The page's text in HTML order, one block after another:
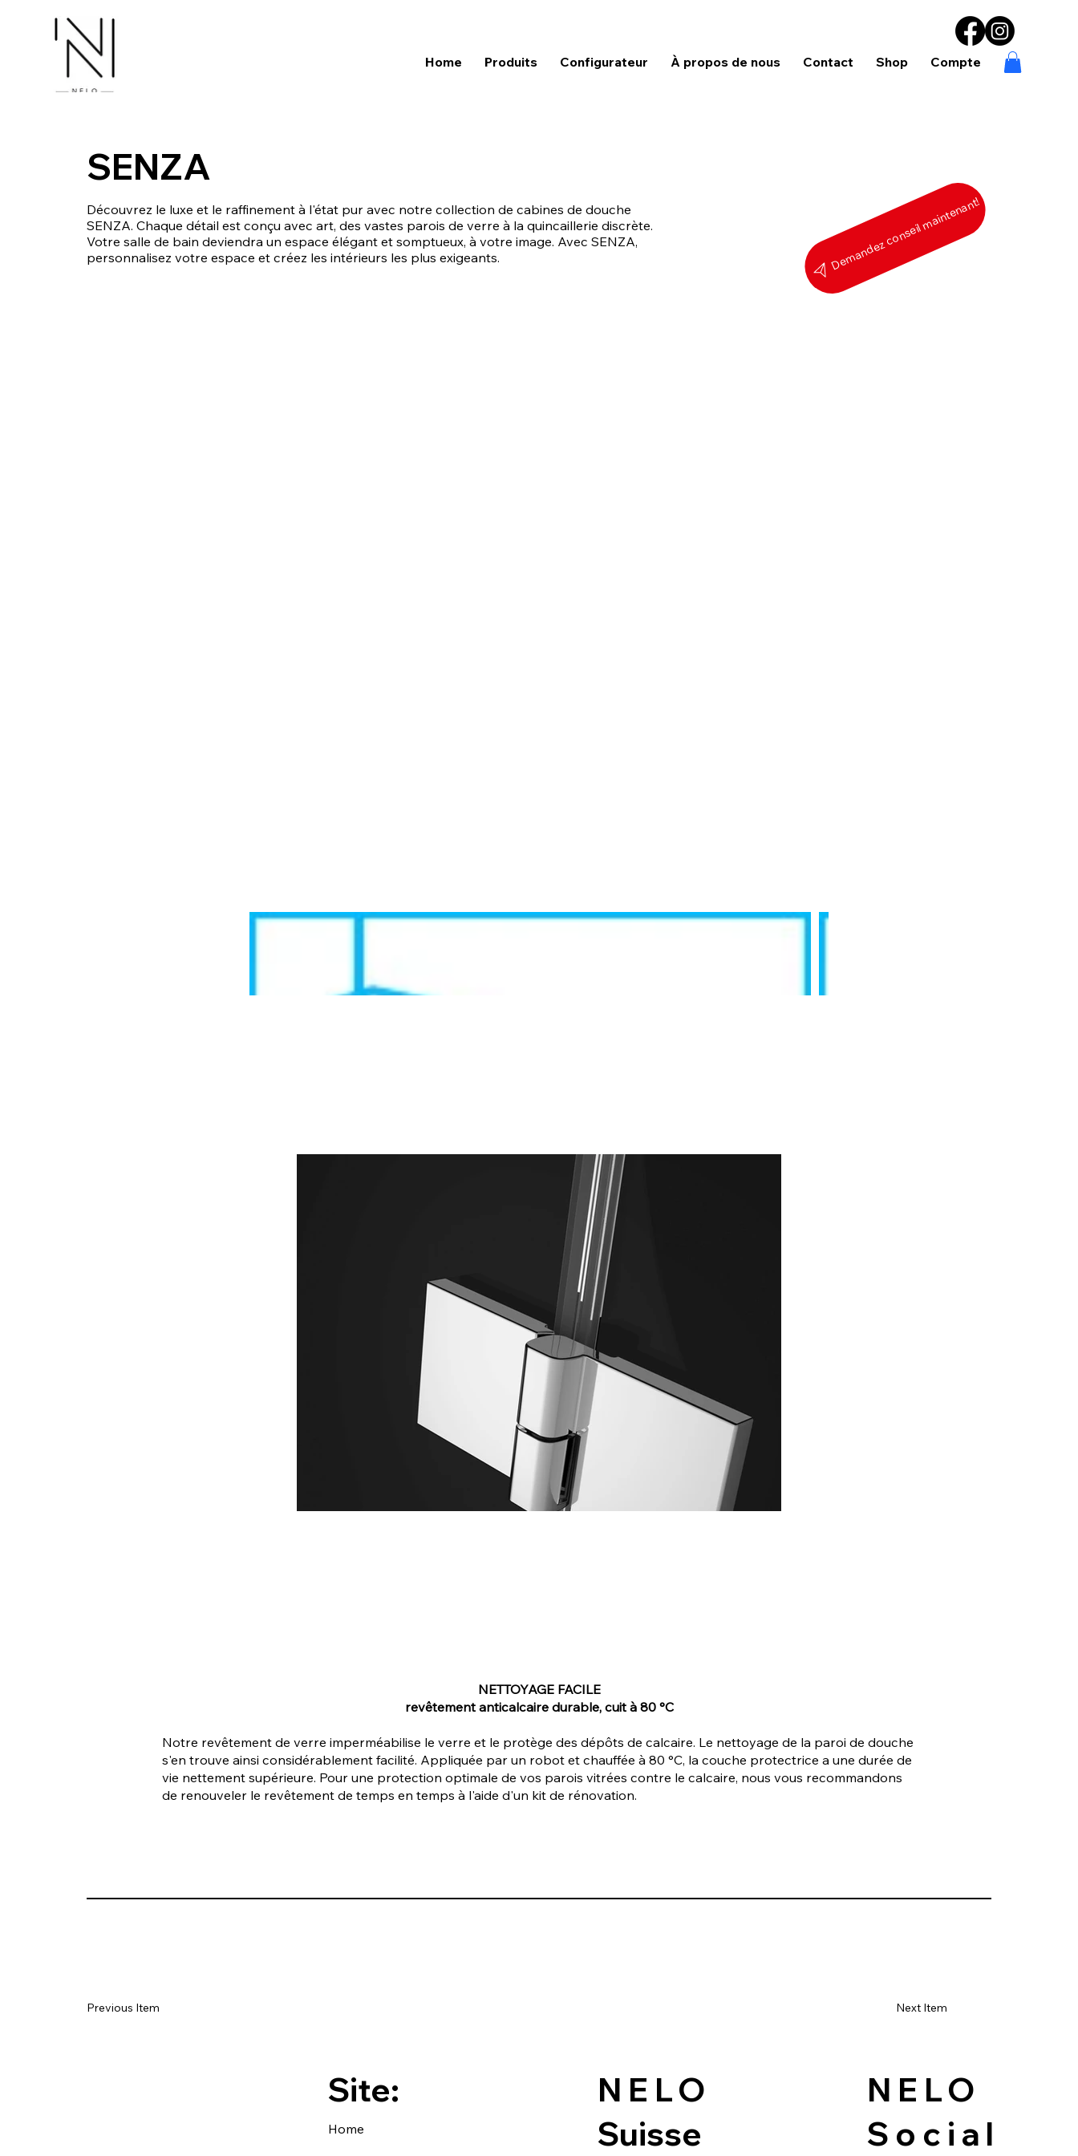
Home Produits Configurateur À propos de nous Contact Shop Compte
SENZA
Découvrez le luxe et le raffinement à l'état pur avec notre collection de cabines de douche
SENZA. Chaque détail est conçu avec art, des vastes parois de verre à la quincaillerie discrète.
Votre salle de bain deviendra un espace élégant et somptueux, à votre image. Avec SENZA,
personnalisez votre espace et créez les intérieurs les plus exigeants.
Demandez conseil maintenant!
Next Item
Previous Item
NETTOYAGE FACILE
revêtement anticalcaire durable, cuit à 80 °C
Notre revêtement de verre imperméabilise le verre et le protège des dépôts de calcaire. Le nettoyage de la paroi de douche
s'en trouve ainsi considérablement facilité. Appliquée par un robot et chauffée à 80 °C, la couche protectrice a une durée de
vie nettement supérieure. Pour une protection optimale de vos parois vitrées contre le calcaire, nous vous recommandons
de renouveler le revêtement de temps en temps à l'aide d'un kit de rénovation.
Site:
Home
NELO
Suisse
NELO
Social